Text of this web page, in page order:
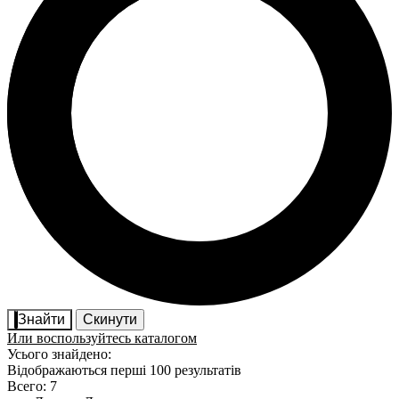
Знайти
Скинути
Или воспользуйтесь каталогом
Усього знайдено:
Відображаються перші 100 результатів
Всего: 7